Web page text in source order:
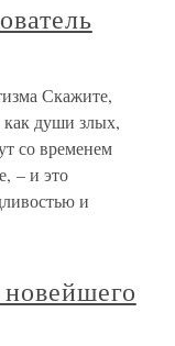
Скажите,
как души злых,
со временем
– и это
и